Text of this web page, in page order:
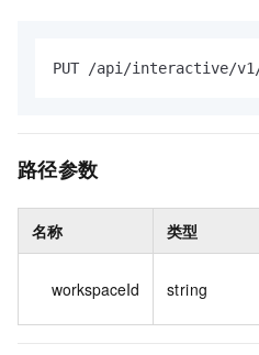
PUT /api/interactive/v1/
路径参数
名称 类型
workspaceId string